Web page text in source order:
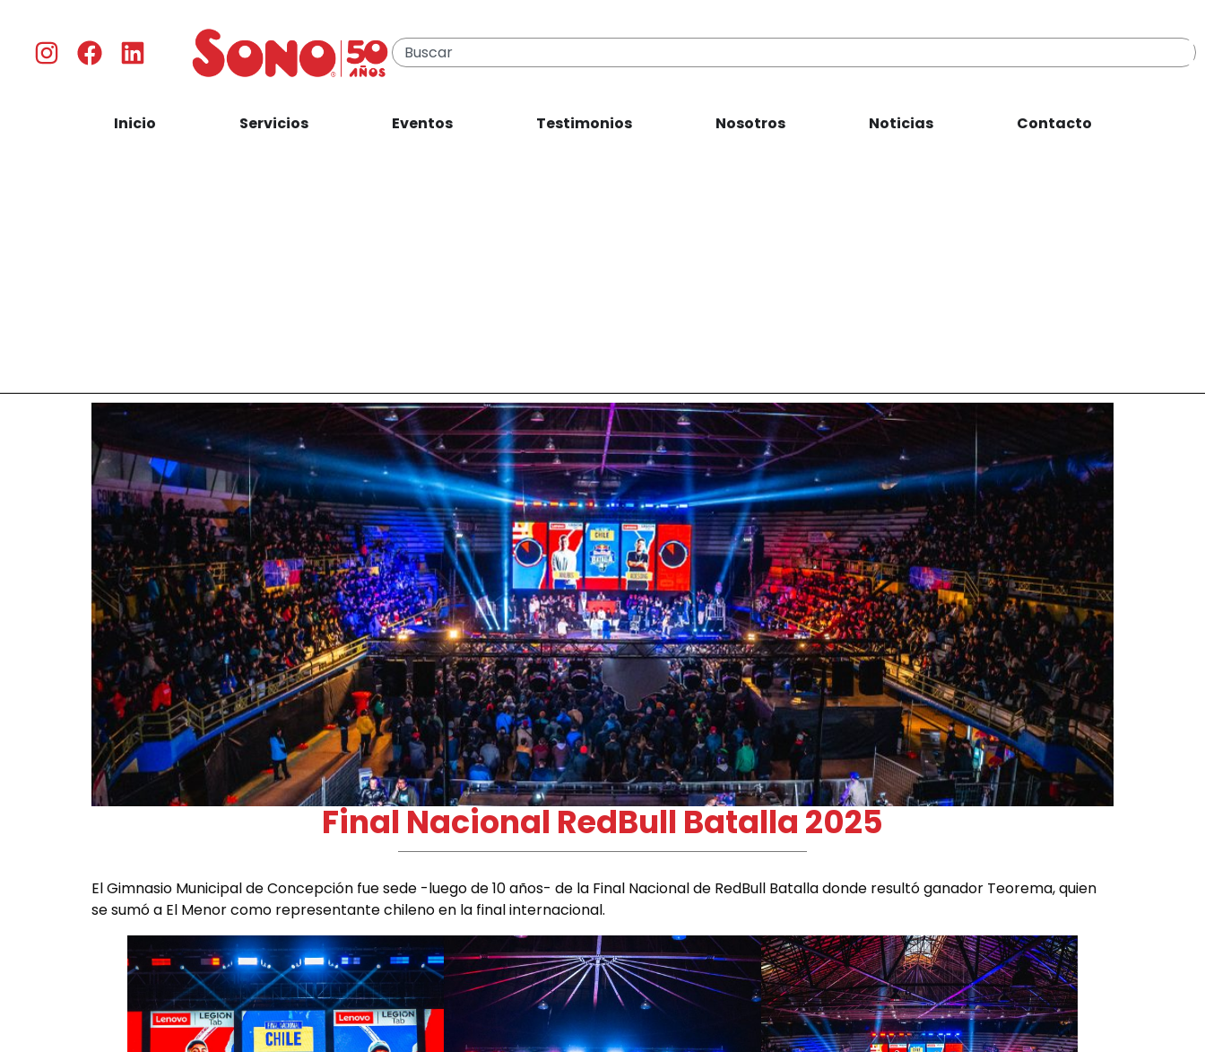
Inicio Servicios Eventos Testimonios Nosotros Noticias Contacto
Final Nacional RedBull Batalla 2025
El Gimnasio Municipal de Concepción fue sede -luego de 10 años- de la Final Nacional de RedBull Batalla donde resultó ganador Teorema, quien
se sumó a El Menor como representante chileno en la final internacional.